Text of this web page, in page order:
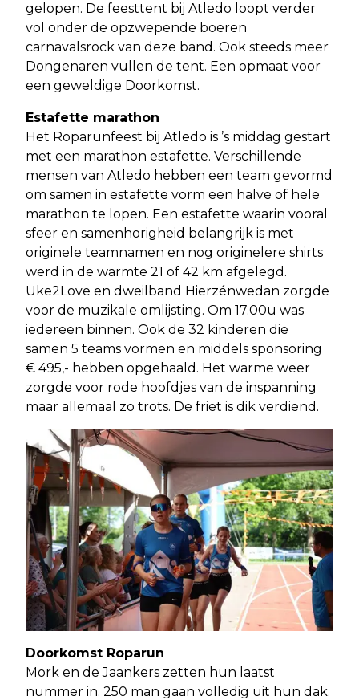
gelopen. De feesttent bij Atledo loopt verder
vol onder de opzwepende boeren
carnavalsrock van deze band. Ook steeds meer
Dongenaren vullen de tent. Een opmaat voor
een geweldige Doorkomst.
Estafette marathon
Het Roparunfeest bij Atledo is ’s middag gestart
met een marathon estafette. Verschillende
mensen van Atledo hebben een team gevormd
om samen in estafette vorm een halve of hele
marathon te lopen. Een estafette waarin vooral
sfeer en samenhorigheid belangrijk is met
originele teamnamen en nog originelere shirts
werd in de warmte 21 of 42 km afgelegd.
Uke2Love en dweilband Hierzénwedan zorgde
voor de muzikale omlijsting. Om 17.00u was
iedereen binnen. Ook de 32 kinderen die
samen 5 teams vormen en middels sponsoring
€ 495,- hebben opgehaald. Het warme weer
zorgde voor rode hoofdjes van de inspanning
maar allemaal zo trots. De friet is dik verdiend.
Doorkomst Roparun
Mork en de Jaankers zetten hun laatst
nummer in. 250 man gaan volledig uit hun dak.